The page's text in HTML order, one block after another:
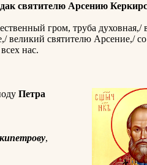
святителю Арсению
гром, труба духовная,/
великий святителю Арсение,/
нас.
Петра
,